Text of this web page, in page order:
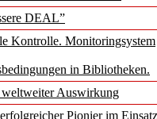
DEAL”
Kontrolle. Monitoringsystem
in Bibliotheken.
Auswirkung
Pionier im
von
Welt